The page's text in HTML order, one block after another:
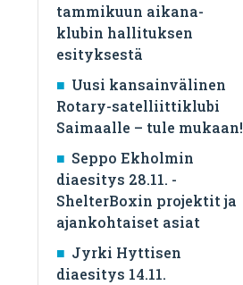
tammikuun aikana-
klubin hallituksen
esityksestä
Uusi kansainvälinen
Rotary-satelliittiklubi
Saimaalle – tule mukaan!
Seppo Ekholmin
diaesitys 28.11. -
ShelterBoxin projektit ja
ajankohtaiset asiat
Jyrki Hyttisen
diaesitys 14.11.